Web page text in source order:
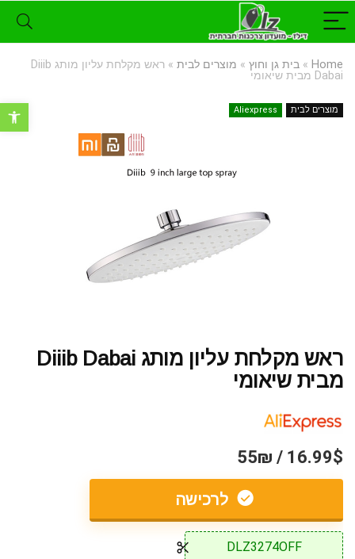
פתח
Home
» בית גן וחוץ » מוצרים לבית »
ראש מקלחת עליון מותג Diiib
Dabai מבית שיאומי
מוצרים לבית Aliexpress
ראש מקלחת עליון מותג Diiib Dabai
מבית שיאומי
16.99$ / 55₪
לרכישה
DLZ3274OFF